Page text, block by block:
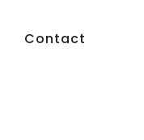
Contact